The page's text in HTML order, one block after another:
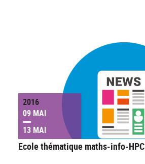
2016
09 MAI
13 MAI
Ecole thématique maths-info-HPC